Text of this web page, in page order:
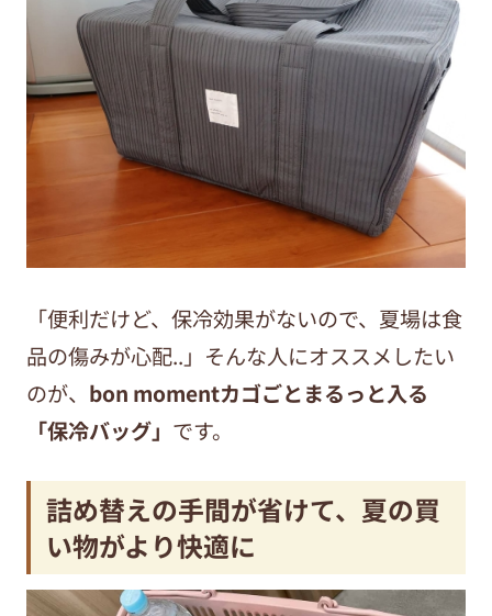
「便利だけど、保冷効果がないので、夏場は食
品の傷みが心配..」そんな人にオススメしたい
のが、 bon momentカゴごとまるっと入る
「保冷バッグ」 です。
詰め替えの手間が省けて、夏の買
い物がより快適に